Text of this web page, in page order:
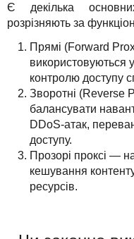
Є декілька
розрізняють за
Прямі (Forward
використовуються
контролю доступу
Зворотні (Reverse
балансувати
DDoS-атак,
доступу.
Прозорі проксі —
кешування
ресурсів.